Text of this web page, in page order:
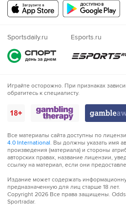
Русский
Nigeria
Sportsdaily.ru Esports.ru
Играйте осторожно. При признаках
обратитесь к специалисту.
Все материалы сайта доступны по
4.0 International. Вы должны указать имя
произведения (материала) и стороны
авторских правах, название лицензии,
ссылку на материал, если они
Издание может содержать
предназначенную для лиц старше 18 лет.
Copyright 2026 Все права защищены.
Sportradar.